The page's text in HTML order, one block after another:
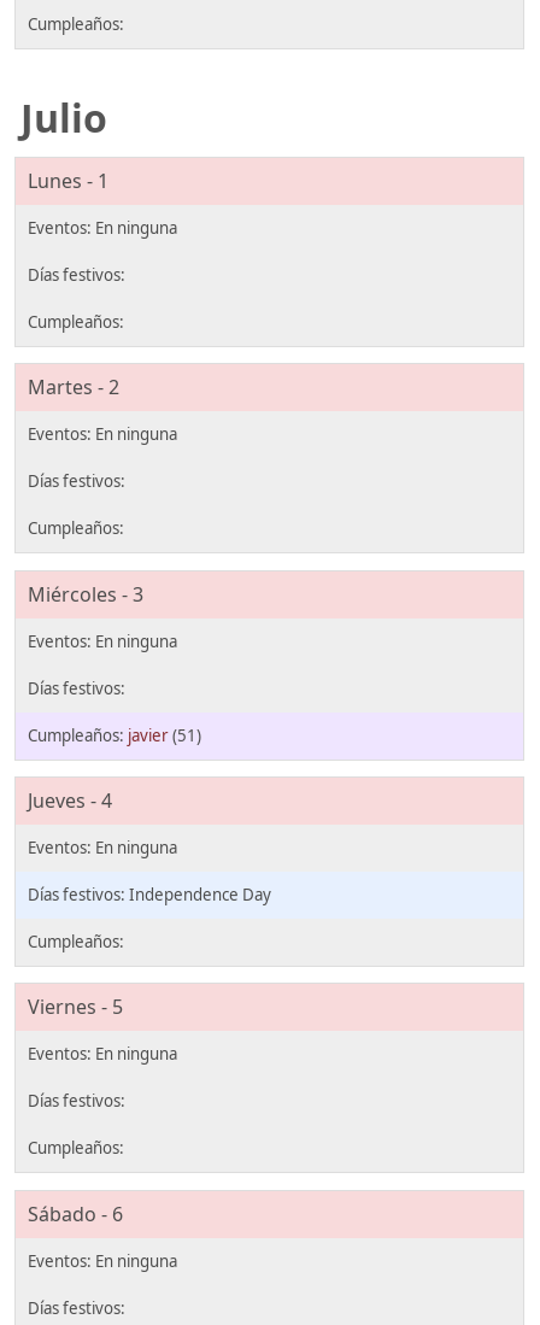
Julio
Lunes - 1
Martes - 2
Miércoles - 3
javier(51)
Jueves - 4
Independence Day
Viernes - 5
Sábado - 6